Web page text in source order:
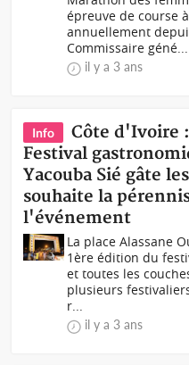
épreuve de course
annuellement
Commissaire géné...
il y a 3 ans
Info
Côte d'Ivoire
Festival
Yacouba Sié gâte
souhaite la
l'événement
La place Alassane
1ère édition du
et toutes les
plusieurs
r...
il y a 3 ans